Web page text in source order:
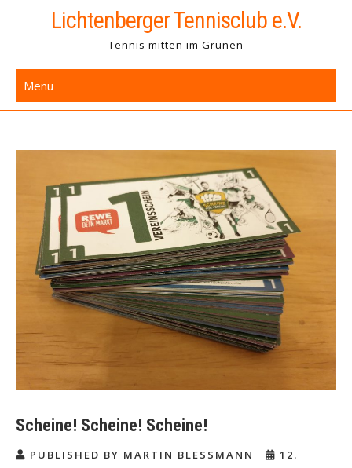
Lichtenberger Tennisclub e.V.
Tennis mitten im Grünen
Menu
Scheine! Scheine! Scheine!
PUBLISHED BY MARTIN BLESSMANN
12.